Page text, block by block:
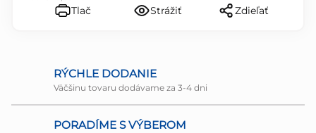
Tlač Strážiť Zdieľať
RÝCHLE DODANIE
Väčšinu tovaru dodávame za 3-4 dni
PORADÍME S VÝBEROM